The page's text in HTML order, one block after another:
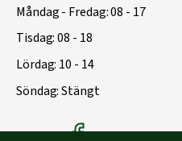
Måndag - Fredag: 08 - 17
Tisdag: 08 - 18
Lördag: 10 - 14
Söndag: Stängt